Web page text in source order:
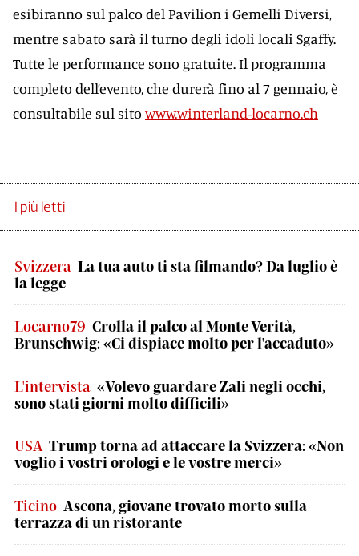
esibiranno sul palco del Pavilion i Gemelli Diversi,
mentre sabato sarà il turno degli idoli locali Sgaffy.
Tutte le performance sono gratuite. Il programma
completo dell’evento, che durerà fino al 7 gennaio, è
consultabile sul sito www.winterland-locarno.ch
I più letti
Svizzera La tua auto ti sta filmando? Da luglio è
la legge
Locarno79 Crolla il palco al Monte Verità,
Brunschwig: «Ci dispiace molto per l'accaduto»
L'intervista «Volevo guardare Zali negli occhi,
sono stati giorni molto difficili»
USA Trump torna ad attaccare la Svizzera: «Non
voglio i vostri orologi e le vostre merci»
Ticino Ascona, giovane trovato morto sulla
terrazza di un ristorante